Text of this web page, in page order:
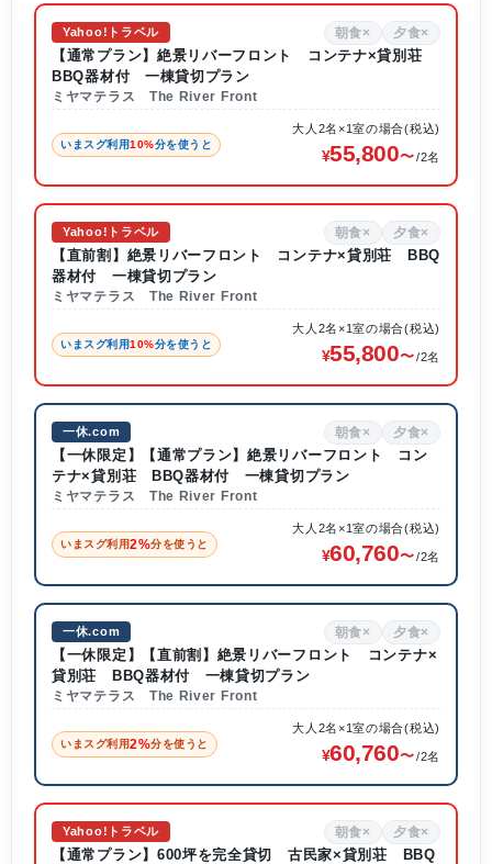
Yahoo!トラベル 朝食× 夕食×
【通常プラン】絶景リバーフロント コンテナ×貸別荘
BBQ器材付 一棟貸切プラン
ミヤマテラス The River Front
いまスグ利用10%分を使うと
大人2名×1室の場合(税込)
55,800 /2名
Yahoo!トラベル 朝食× 夕食×
【直前割】絶景リバーフロント コンテナ×貸別荘 BBQ
器材付 一棟貸切プラン
ミヤマテラス The River Front
いまスグ利用10%分を使うと
大人2名×1室の場合(税込)
55,800 /2名
一休.com 朝食× 夕食×
【一休限定】【通常プラン】絶景リバーフロント コン
テナ×貸別荘 BBQ器材付 一棟貸切プラン
ミヤマテラス The River Front
いまスグ利用2%分を使うと
大人2名×1室の場合(税込)
60,760 /2名
一休.com 朝食× 夕食×
【一休限定】【直前割】絶景リバーフロント コンテナ×
貸別荘 BBQ器材付 一棟貸切プラン
ミヤマテラス The River Front
いまスグ利用2%分を使うと
大人2名×1室の場合(税込)
60,760 /2名
Yahoo!トラベル 朝食× 夕食×
【通常プラン】600坪を完全貸切 古民家×貸別荘 BBQ